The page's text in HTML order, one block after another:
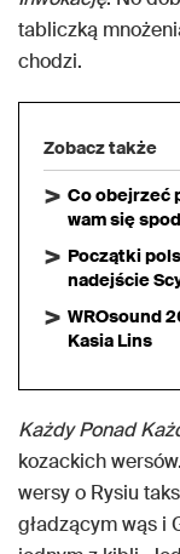
tabliczką
chodzi.
Zobacz także
Co obejrzeć
wam się
Początki
nadejście
WROsound
Kasia Lins
Każdy Ponad
kozackich
wersy o Rysiu
gładzącym wąs i